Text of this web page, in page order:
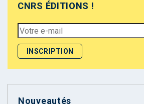
CNRS ÉDITIONS !
Nouveautés